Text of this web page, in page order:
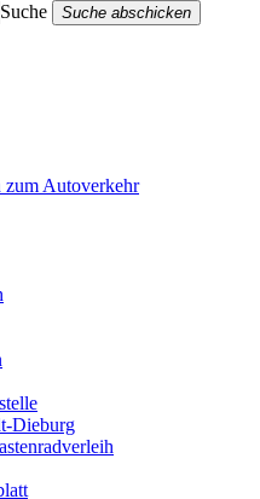
Suche
Suche abschicken
Autoverkehr
Dieburg